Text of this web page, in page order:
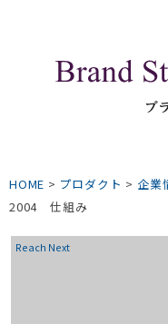
HOME > プロダクト > 企業
2004 仕組み
Reach Next